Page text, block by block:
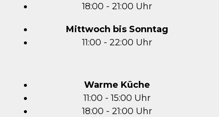
18:00 - 21:00 Uhr
Mittwoch bis Sonntag
11:00 - 22:00 Uhr
Warme Küche
11:00 - 15:00 Uhr
18:00 - 21:00 Uhr